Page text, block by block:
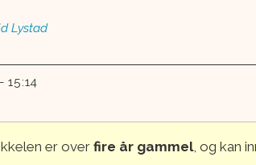
Lystad
15:14
er overfire år gammel, og kan